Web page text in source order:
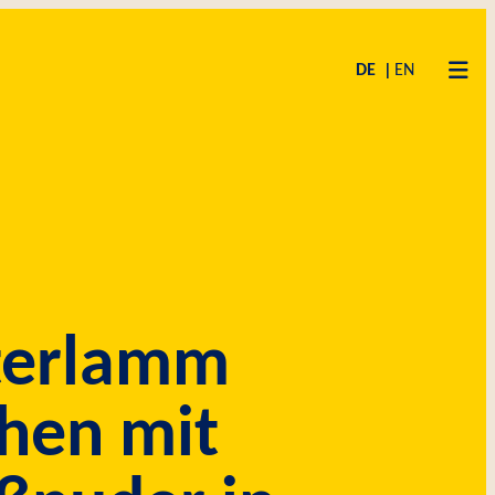
CODE OF CONDUCT
KUCHENMEISTER CAMPUS
DE EN
mit